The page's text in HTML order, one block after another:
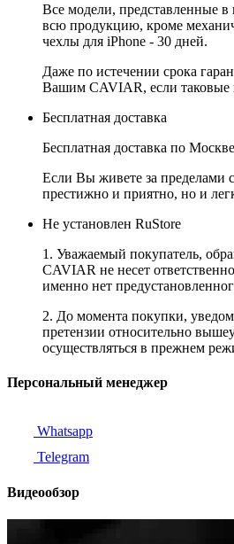
Все модели, представленные
всю продукцию, кроме
чехлы для iPhone - 30 дней.
Даже по истечении срока
Вашим CAVIAR, если таковые
Бесплатная доставка
Бесплатная доставка по
Если Вы живете за пределами
престижно и приятно, но и
Не установлен RuStore
1. Уважаемый покупатель,
CAVIAR не несет
именно нет
2. До момента покупки,
претензии относительно
осуществляться в прежнем
Персональный менеджер
Whatsapp
Telegram
Видеообзор